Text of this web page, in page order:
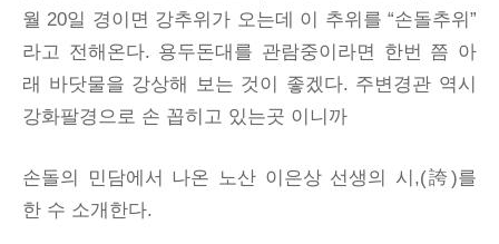
월 20일 경이면 강추위가 오는데 이 추위를 “손돌추위”
라고 전해온다. 용두돈대를 관람중이라면 한번 쯤 아
래 바닷물을 강상해 보는 것이 좋겠다. 주변경관 역시
강화팔경으로 손 꼽히고 있는곳 이니까
손돌의 민담에서 나온 노산 이은상 선생의 시,(誇)를
한 수 소개한다.